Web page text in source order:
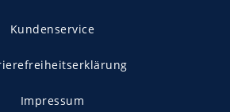
Kundenservice
Impressum